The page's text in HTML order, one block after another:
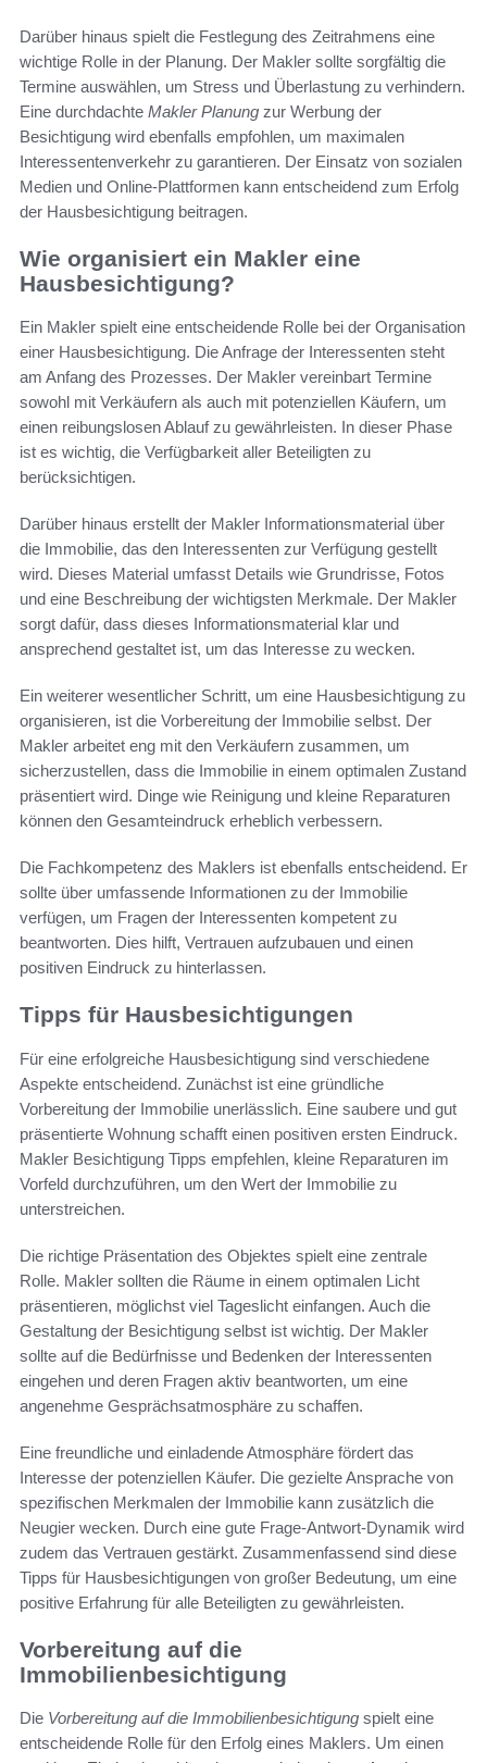
Darüber hinaus spielt die Festlegung des Zeitrahmens eine
wichtige Rolle in der Planung. Der Makler sollte sorgfältig die
Termine auswählen, um Stress und Überlastung zu verhindern.
Eine durchdachte Makler Planung zur Werbung der
Besichtigung wird ebenfalls empfohlen, um maximalen
Interessentenverkehr zu garantieren. Der Einsatz von sozialen
Medien und Online-Plattformen kann entscheidend zum Erfolg
der Hausbesichtigung beitragen.
Wie organisiert ein Makler eine
Hausbesichtigung?
Ein Makler spielt eine entscheidende Rolle bei der Organisation
einer Hausbesichtigung. Die Anfrage der Interessenten steht
am Anfang des Prozesses. Der Makler vereinbart Termine
sowohl mit Verkäufern als auch mit potenziellen Käufern, um
einen reibungslosen Ablauf zu gewährleisten. In dieser Phase
ist es wichtig, die Verfügbarkeit aller Beteiligten zu
berücksichtigen.
Darüber hinaus erstellt der Makler Informationsmaterial über
die Immobilie, das den Interessenten zur Verfügung gestellt
wird. Dieses Material umfasst Details wie Grundrisse, Fotos
und eine Beschreibung der wichtigsten Merkmale. Der Makler
sorgt dafür, dass dieses Informationsmaterial klar und
ansprechend gestaltet ist, um das Interesse zu wecken.
Ein weiterer wesentlicher Schritt, um eine Hausbesichtigung zu
organisieren, ist die Vorbereitung der Immobilie selbst. Der
Makler arbeitet eng mit den Verkäufern zusammen, um
sicherzustellen, dass die Immobilie in einem optimalen Zustand
präsentiert wird. Dinge wie Reinigung und kleine Reparaturen
können den Gesamteindruck erheblich verbessern.
Die Fachkompetenz des Maklers ist ebenfalls entscheidend. Er
sollte über umfassende Informationen zu der Immobilie
verfügen, um Fragen der Interessenten kompetent zu
beantworten. Dies hilft, Vertrauen aufzubauen und einen
positiven Eindruck zu hinterlassen.
Tipps für Hausbesichtigungen
Für eine erfolgreiche Hausbesichtigung sind verschiedene
Aspekte entscheidend. Zunächst ist eine gründliche
Vorbereitung der Immobilie unerlässlich. Eine saubere und gut
präsentierte Wohnung schafft einen positiven ersten Eindruck.
Makler Besichtigung Tipps empfehlen, kleine Reparaturen im
Vorfeld durchzuführen, um den Wert der Immobilie zu
unterstreichen.
Die richtige Präsentation des Objektes spielt eine zentrale
Rolle. Makler sollten die Räume in einem optimalen Licht
präsentieren, möglichst viel Tageslicht einfangen. Auch die
Gestaltung der Besichtigung selbst ist wichtig. Der Makler
sollte auf die Bedürfnisse und Bedenken der Interessenten
eingehen und deren Fragen aktiv beantworten, um eine
angenehme Gesprächsatmosphäre zu schaffen.
Eine freundliche und einladende Atmosphäre fördert das
Interesse der potenziellen Käufer. Die gezielte Ansprache von
spezifischen Merkmalen der Immobilie kann zusätzlich die
Neugier wecken. Durch eine gute Frage-Antwort-Dynamik wird
zudem das Vertrauen gestärkt. Zusammenfassend sind diese
Tipps für Hausbesichtigungen von großer Bedeutung, um eine
positive Erfahrung für alle Beteiligten zu gewährleisten.
Vorbereitung auf die
Immobilienbesichtigung
Die Vorbereitung auf die Immobilienbesichtigung spielt eine
entscheidende Rolle für den Erfolg eines Maklers. Um einen